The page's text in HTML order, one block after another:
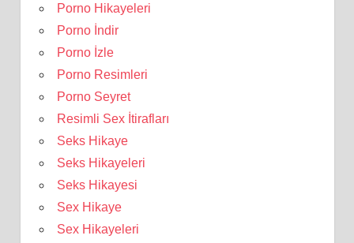
Porno Hikayeleri
Porno İndir
Porno İzle
Porno Resimleri
Porno Seyret
Resimli Sex İtirafları
Seks Hikaye
Seks Hikayeleri
Seks Hikayesi
Sex Hikaye
Sex Hikayeleri